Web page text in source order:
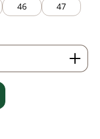
46
47
Wert ein